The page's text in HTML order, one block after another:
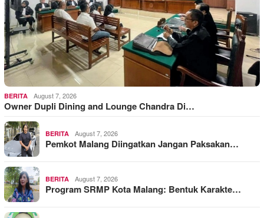
BERITA August 7, 2026
Owner Dupli Dining and Lounge Chandra Di…
BERITA August 7, 2026
Pemkot Malang Diingatkan Jangan Paksakan…
BERITA August 7, 2026
Program SRMP Kota Malang: Bentuk Karakte…